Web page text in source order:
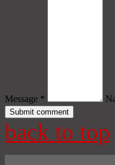
Message *
back to top